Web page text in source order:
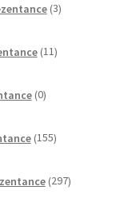
3izdelki
11izdelkov
0izdelkov
155izdelkov
297izdelkov